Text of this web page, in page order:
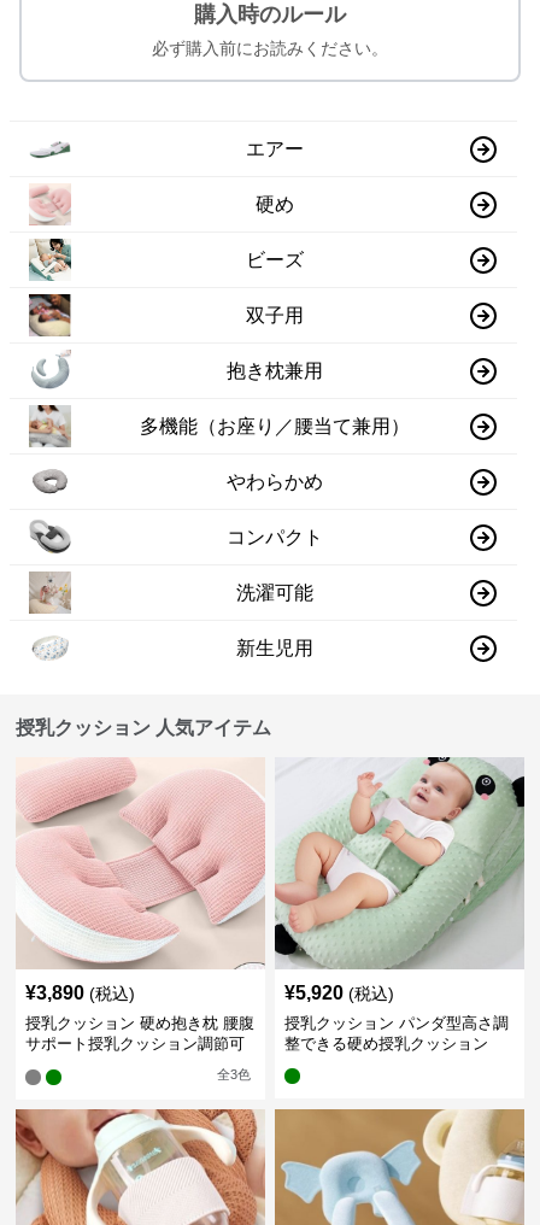
購入時のルール
必ず購入前にお読みください。
エアー
硬め
ビーズ
双子用
抱き枕兼用
多機能（お座り／腰当て兼用）
やわらかめ
コンパクト
洗濯可能
新生児用
授乳クッション 人気アイテム
¥3,890 (税込)
授乳クッション 硬め抱き枕 腰腹
サポート授乳クッション調節可
全3色
¥5,920 (税込)
授乳クッション パンダ型高さ調
整できる硬め授乳クッション